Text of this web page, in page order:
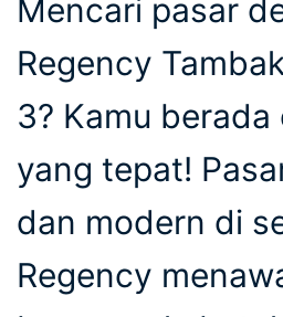
Mencari pasar
Regency
3? Kamu
yang tepat!
dan modern di
Regency